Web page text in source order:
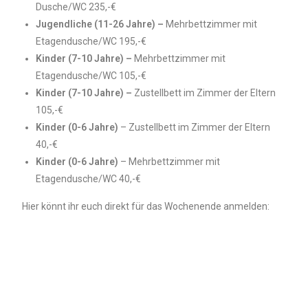
Dusche/WC 235,-€
Jugendliche (11-26 Jahre) – Mehrbettzimmer mit
Etagendusche/WC 195,-€
Kinder (7-10 Jahre) – Mehrbettzimmer mit
Etagendusche/WC 105,-€
Kinder (7-10 Jahre) – Zustellbett im Zimmer der Eltern
105,-€
Kinder (0-6 Jahre) – Zustellbett im Zimmer der Eltern
40,-€
Kinder (0-6 Jahre) – Mehrbettzimmer mit
Etagendusche/WC 40,-€
Hier könnt ihr euch direkt für das Wochenende anmelden: